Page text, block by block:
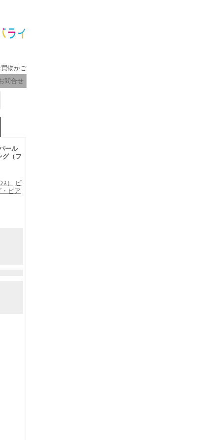
物かご
問合せ
ール
グ（フ
）
ピ
ピア